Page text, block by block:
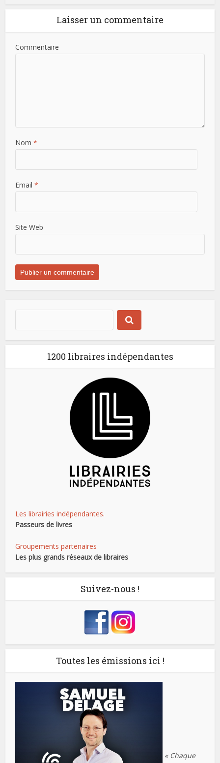
Laisser un commentaire
Commentaire
Nom *
Email *
Site Web
1200 libraires indépendantes
Les librairies indépendantes.
Passeurs de livres
Groupements partenaires
Les plus grands réseaux de libraires
Suivez-nous !
Toutes les émissions ici !
« Chaque